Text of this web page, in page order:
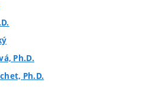
Ph.D.
Ph.D.